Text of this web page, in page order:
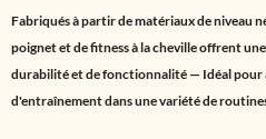
Fabriqués à partir de matériaux de niveau
poignet et de fitness à la cheville offrent
durabilité et de fonctionnalité — Idéal pour
d'entraînement dans une variété de